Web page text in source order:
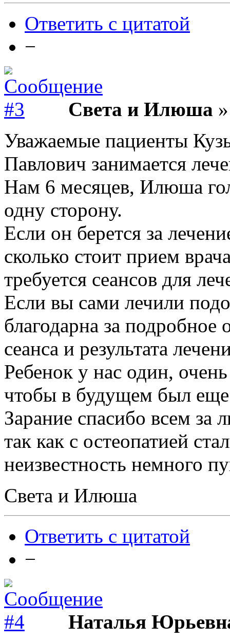
Ответить с цитатой
−
Света и Илюша
Уважаемые пациенты
Павлович занимается
Нам 6 месяцев, Илюша
одну сторону.
Если он берется за
сколько стоит прием
требуется сеансов для
Если вы сами лечили
благодарна за подробное
сеанса и результата
Ребенок у нас один,
чтобы в будущем был
Зарание спасибо всем
так как с остеопатией
неизвестность немного
Света и Илюша
Ответить с цитатой
−
Наталья